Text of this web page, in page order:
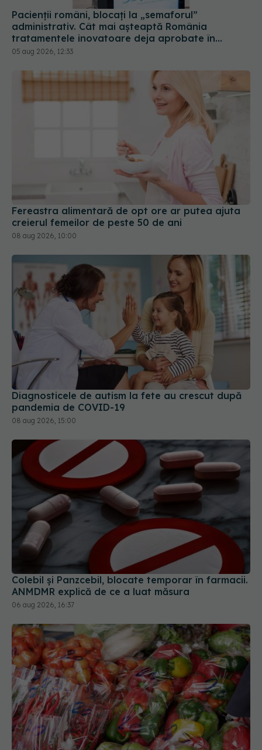
Pacienții români, blocați la „semaforul”
administrativ. Cât mai așteaptă România
tratamentele inovatoare deja aprobate în
Europa
05 aug 2026, 12:33
Fereastra alimentară de opt ore ar putea ajuta
creierul femeilor de peste 50 de ani
08 aug 2026, 10:00
Diagnosticele de autism la fete au crescut după
pandemia de COVID-19
08 aug 2026, 15:00
Colebil și Panzcebil, blocate temporar în farmacii.
ANMDMR explică de ce a luat măsura
06 aug 2026, 16:37